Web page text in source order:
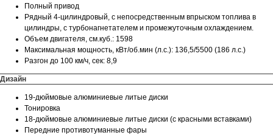
Полный привод
Рядный 4-цилиндровый, с непосредственным впрыском топлива в
цилиндры, с турбонагнетателем и промежуточным охлаждением.
Объем двигателя, см.куб.: 1598
Максимальная мощность, кВт/об.мин (л.с.): 136,5/5500 (186 л.с.)
Разгон до 100 км/ч, сек: 8,9
Дизайн
19-дюймовые алюминиевые литые диски
Тонировка
18-дюймовые алюминиевые литые диски (с красными вставками)
Передние противотуманные фары